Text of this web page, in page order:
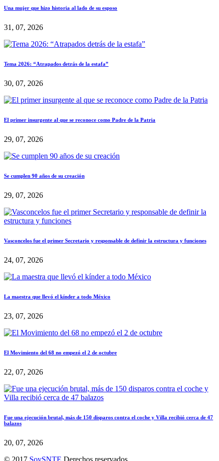
Una mujer que hizo historia al lado de su esposo
31, 07, 2026
Tema 2026: “Atrapados detrás de la estafa”
30, 07, 2026
El primer insurgente al que se reconoce como Padre de la Patria
29, 07, 2026
Se cumplen 90 años de su creación
29, 07, 2026
Vasconcelos fue el primer Secretario y responsable de definir la estructura y funciones
24, 07, 2026
La maestra que llevó el kínder a todo México
23, 07, 2026
El Movimiento del 68 no empezó el 2 de octubre
22, 07, 2026
Fue una ejecución brutal, más de 150 disparos contra el coche y Villa recibió cerca de 47
balazos
20, 07, 2026
© 2017 SoySNTE Derechos reservados.